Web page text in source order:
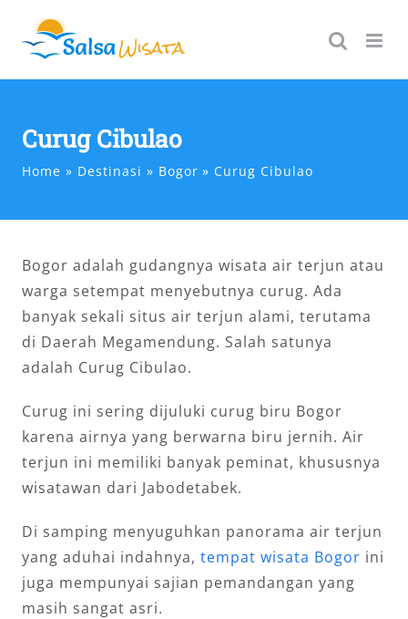
content
Curug Cibulao
Home Destinasi Bogor Curug Cibulao
Bogor adalah gudangnya wisata air terjun atau
warga setempat menyebutnya curug. Ada
banyak sekali situs air terjun alami, terutama
di Daerah Megamendung. Salah satunya
adalah Curug Cibulao.
Curug ini sering dijuluki curug biru Bogor
karena airnya yang berwarna biru jernih. Air
terjun ini memiliki banyak peminat, khususnya
wisatawan dari Jabodetabek.
Di samping menyuguhkan panorama air terjun
yang aduhai indahnya, tempat wisata Bogor ini
juga mempunyai sajian pemandangan yang
masih sangat asri.